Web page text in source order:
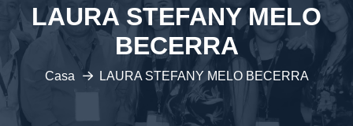
LAURA STEFANY MELO
BECERRA
Casa LAURA STEFANY MELO BECERRA